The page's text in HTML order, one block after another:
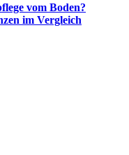
vom Boden?
im Vergleich